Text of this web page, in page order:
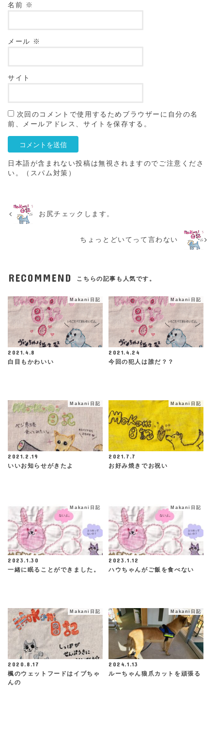
名前 ※
メール ※
サイト
次回のコメントで使用するためブラウザーに自分の名
前、メールアドレス、サイトを保存する。
日本語が含まれない投稿は無視されますのでご注意くださ
い。（スパム対策）
お尻チェックします。
ちょっとどいてって言わない
RECOMMEND こちらの記事も人気です。
Makani日記
2021.4.8
白目もかわいい
Makani日記
2021.4.24
今回の犯人は誰だ？？
Makani日記
2021.2.19
いいお知らせがきたよ
Makani日記
2021.7.7
お好み焼きでお祝い
Makani日記
2023.1.30
一緒に眠ることができました。
Makani日記
2023.1.12
ハウちゃんがご飯を食べない
Makani日記
2020.8.17
楓のウェットフードはイブちゃ
んの
Makani日記
2024.1.13
ルーちゃん狼爪カットを頑張る